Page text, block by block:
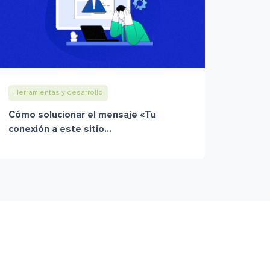
Herramientas y desarrollo
Cómo solucionar el mensaje «Tu
conexión a este sitio...